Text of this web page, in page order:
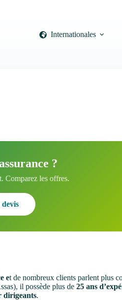
Internationales
?
Comparez les offres.
et de nombreux clients parlent plus
il possède plus de 25 ans
dirigeants.